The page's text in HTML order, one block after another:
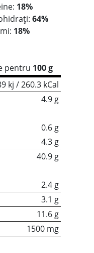
18%
64%
18%
pentru 100 g
kj / 260.3 kCal
4.9 g
0.6 g
4.3 g
40.9 g
2.4 g
3.1 g
11.6 g
1500 mg